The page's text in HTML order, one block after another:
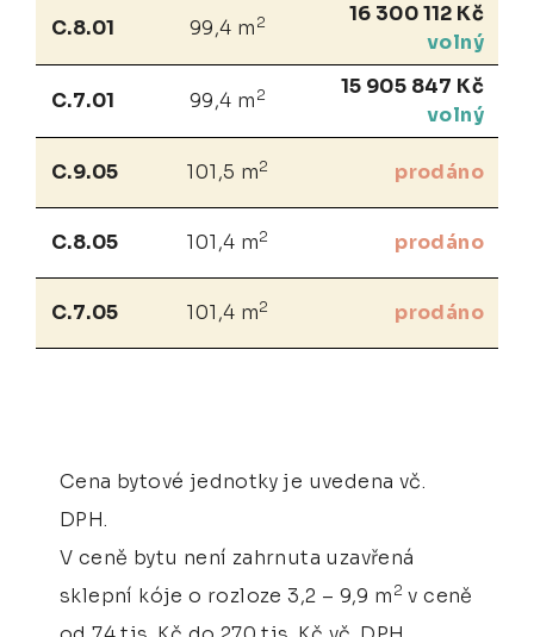
C.8.01 99,4 m 2
16 300 112 Kč
volný
C.7.01 99,4 m 2
15 905 847 Kč
volný
C.9.05 101,5 m2 prodáno
C.8.05 101,4 m2 prodáno
C.7.05 101,4 m2 prodáno
Cena bytové jednotky je uvedena vč.
DPH.
V ceně bytu není zahrnuta uzavřená
sklepní kóje o rozloze 3,2 – 9,9 m 2 v ceně